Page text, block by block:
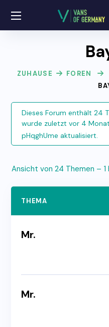
ZUHAUSE FOREN
Dieses Forum enthält 24
wurde zuletzt vor 4
pHqghUme aktualisiert.
Ansicht von 24 Themen –
THEMA
Mr.
Mr.